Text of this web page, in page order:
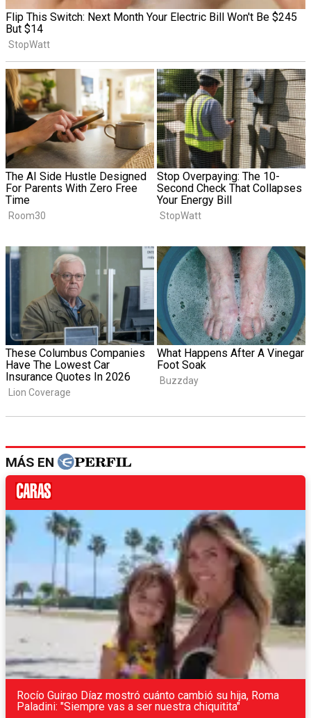
MÁS EN
Rocío Guirao Díaz mostró cuánto cambió su hija, Roma
Paladini: "Siempre vas a ser nuestra chiquitita"